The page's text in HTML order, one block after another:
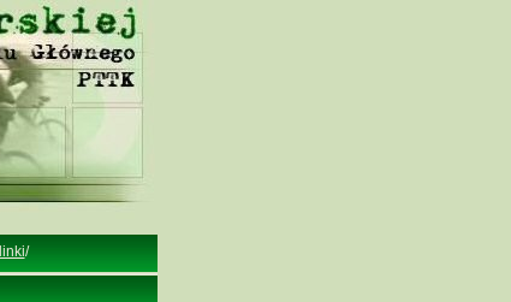
linki/